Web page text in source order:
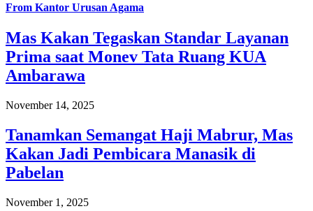
From Kantor Urusan Agama
Mas Kakan Tegaskan Standar Layanan
Prima saat Monev Tata Ruang KUA
Ambarawa
November 14, 2025
Tanamkan Semangat Haji Mabrur, Mas
Kakan Jadi Pembicara Manasik di
Pabelan
November 1, 2025